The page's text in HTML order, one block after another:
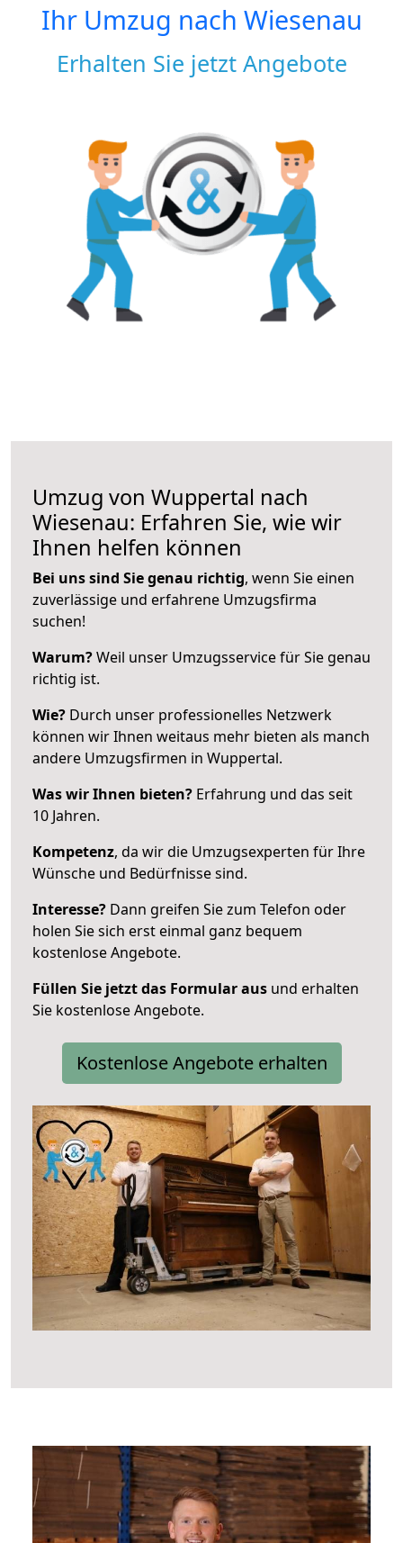
Ihr Umzug nach Wiesenau
Erhalten Sie jetzt Angebote
Umzug von Wuppertal nach
Wiesenau: Erfahren Sie, wie wir
Ihnen helfen können
Bei uns sind Sie genau richtig, wenn Sie einen
zuverlässige und erfahrene Umzugsfirma
suchen!
Warum?Weil unser Umzugsservice für Sie genau
richtig ist.
Wie? Durch unser professionelles Netzwerk
können wir Ihnen weitaus mehr bieten als manch
andere Umzugsfirmen in Wuppertal.
Was wir Ihnen bieten? Erfahrung und das seit
10 Jahren.
Kompetenz, da wir die Umzugsexperten für Ihre
Wünsche und Bedürfnisse sind.
Interesse? Dann greifen Sie zum Telefon oder
holen Sie sich erst einmal ganz bequem
kostenlose Angebote.
Füllen Sie jetzt das Formular aus und erhalten
Sie kostenlose Angebote.
Kostenlose Angebote erhalten